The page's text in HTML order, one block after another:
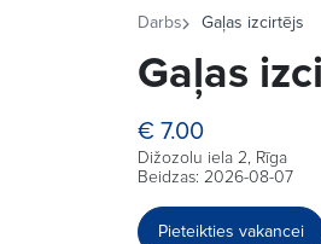
Darbs Gaļas izcirtējs
Gaļas
€ 7.00
Dižozolu iela 2, Rīga
Beidzas: 2026-08-07
Pieteikties vakancei